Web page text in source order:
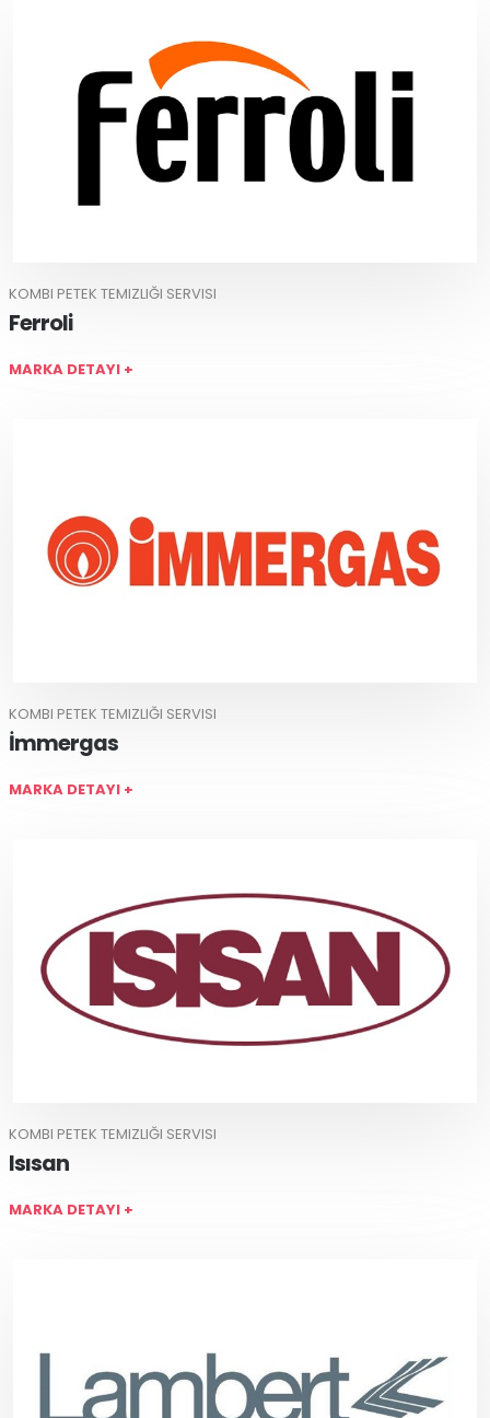
KOMBI PETEK TEMIZLIĞI SERVISI
Ferroli
MARKA DETAYI +
KOMBI PETEK TEMIZLIĞI SERVISI
İmmergas
MARKA DETAYI +
KOMBI PETEK TEMIZLIĞI SERVISI
Isısan
MARKA DETAYI +